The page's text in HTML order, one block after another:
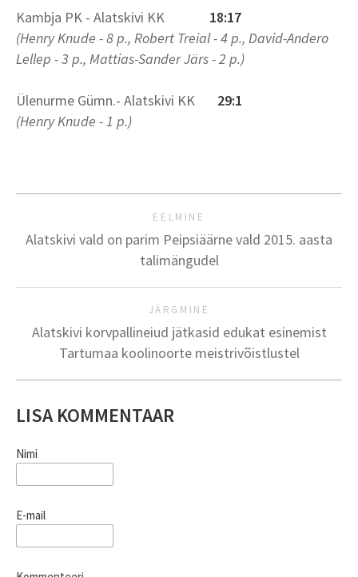
Kambja PK - Alatskivi KK 18:17
(Henry Knude - 8 p., Robert Treial - 4 p., David-Andero
Lellep - 3 p., Mattias-Sander Järs - 2 p.)
Ülenurme Gümn.- Alatskivi KK 29:1
(Henry Knude - 1 p.)
EELMINE
Alatskivi vald on parim Peipsiäärne vald 2015. aasta
talimängudel
JÄRGMINE
Alatskivi korvpallineiud jätkasid edukat esinemist
Tartumaa koolinoorte meistrivõistlustel
LISA KOMMENTAAR
Nimi
E-mail